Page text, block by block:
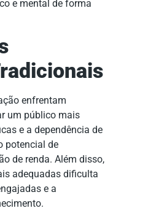
e mental de forma
enfrentam
um público mais
e a dependência de
potencial de
de renda. Além disso,
adequadas dificulta
e a